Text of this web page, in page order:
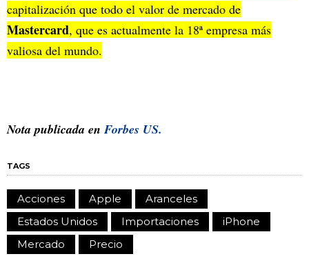
capitalización que todo el valor de mercado de
Mastercard, que es actualmente la 18ª empresa más
valiosa del mundo.
Nota publicada enForbes US.
TAGS
Acciones Apple
Aranceles
Estados Unidos
Importaciones
iPhone
Mercado
Precio